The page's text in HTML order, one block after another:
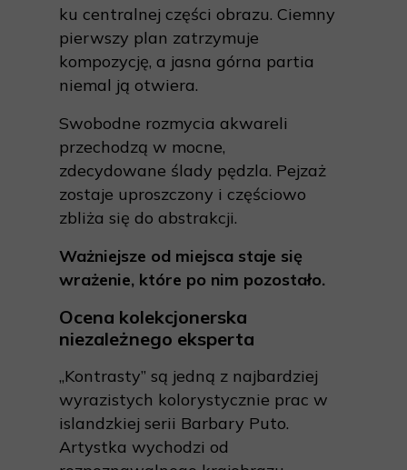
ku centralnej części obrazu. Ciemny
pierwszy plan zatrzymuje
kompozycję, a jasna górna partia
niemal ją otwiera.
Swobodne rozmycia akwareli
przechodzą w mocne,
zdecydowane ślady pędzla. Pejzaż
zostaje uproszczony i częściowo
zbliża się do abstrakcji.
Ważniejsze od miejsca staje się
wrażenie, które po nim pozostało.
Ocena kolekcjonerska
niezależnego eksperta
„Kontrasty” są jedną z najbardziej
wyrazistych kolorystycznie prac w
islandzkiej serii Barbary Puto.
Artystka wychodzi od